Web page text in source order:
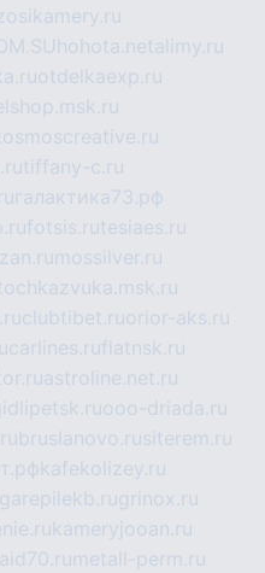
hohota.netalimy.ru
otdelkaexp.ru
tiffany-c.ru
галактика73.рф
fotsis.rutesiaes.ru
mossilver.ru
tochkazvuka.msk.ru
clubtibet.ruorior-aks.ru
carlines.ruflatnsk.ru
astroline.net.ru
ooo-driada.ru
bruslanovo.rusiterem.ru
kafekolizey.ru
grinox.ru
kameryjooan.ru
aid70.ru metall-perm.ru